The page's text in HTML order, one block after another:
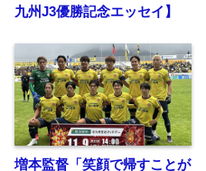
九州J3優勝記念エッセイ】
増本監督「笑顔で帰すことが